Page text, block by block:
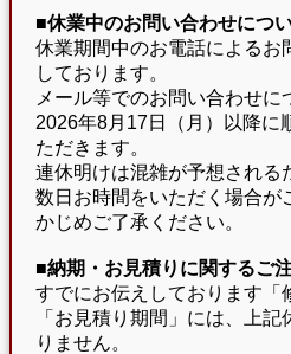
■休業中のお問い合わせにつ
休業期間中のお電話によるお
しております。
メール等でのお問い合わせに
2026年8月17日（月）以降に
ただきます。
連休明けは混雑が予想される
数日お時間をいただく場合が
かじめご了承ください。
■納期・お見積りに関するご
すでにお伝えしております「
「お見積り期間」には、上
りません。